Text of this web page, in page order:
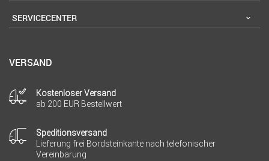
SERVICECENTER
VERSAND
Kostenloser Versand
ab 200 EUR Bestellwert
Speditionsversand
Lieferung frei Bordsteinkante nach telefonischer
Vereinbarung